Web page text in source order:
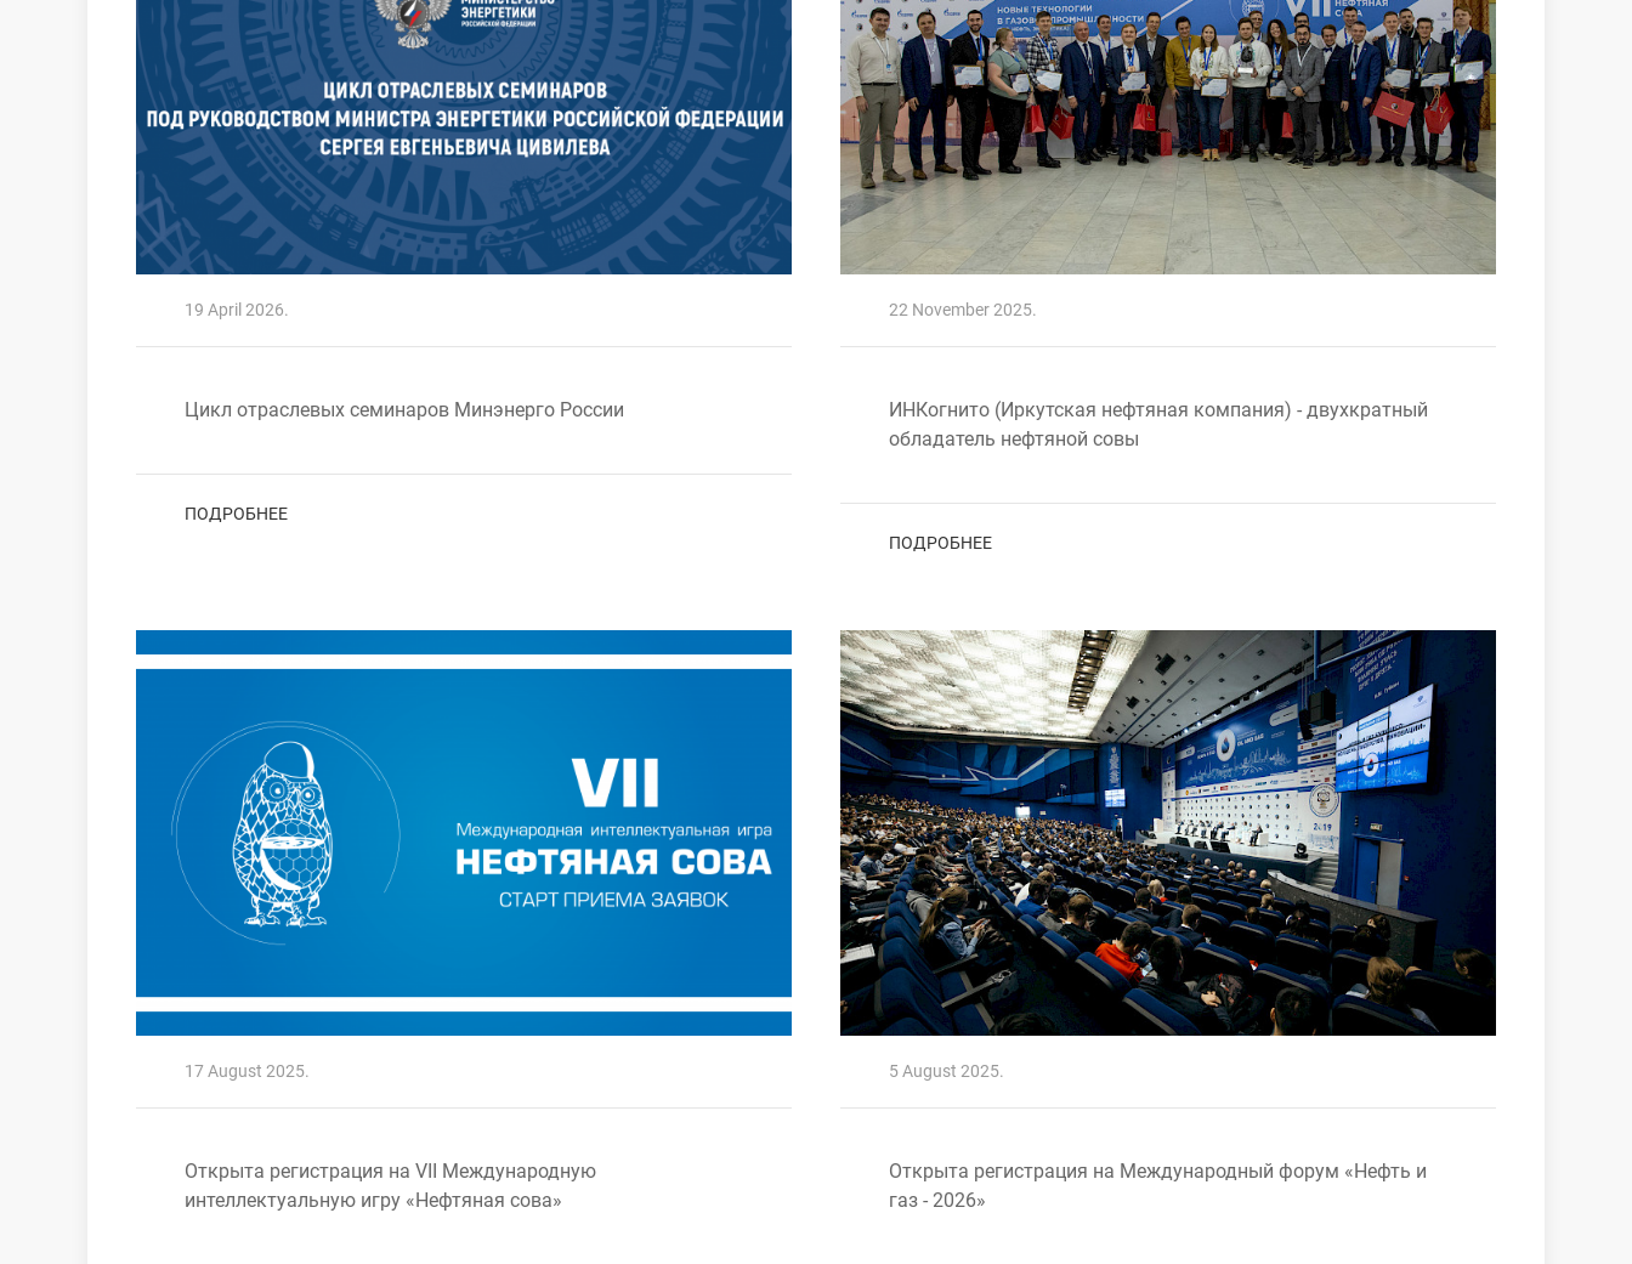
19 April 2026.
Цикл отраслевых семинаров Минэнерго России
ПОДРОБНЕЕ
22 November 2025.
ИНКогнито (Иркутская нефтяная компания) - двухкратный
обладатель нефтяной совы
ПОДРОБНЕЕ
17 August 2025.
Открыта регистрация на VII Международную
интеллектуальную игру «Нефтяная сова»
5 August 2025.
Открыта регистрация на Международный форум «Нефть и
газ - 2026»